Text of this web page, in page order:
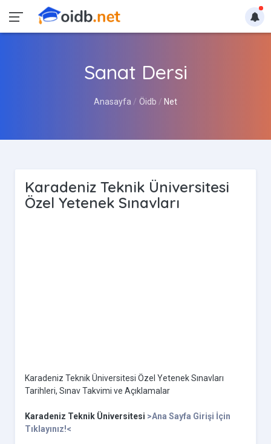
Sanat Dersi
Anasayfa Öidb Net
Karadeniz Teknik Üniversitesi
Özel Yetenek Sınavları
Karadeniz Teknik Üniversitesi Özel Yetenek Sınavları
Tarihleri, Sınav Takvimi ve Açıklamalar
Karadeniz Teknik Üniversitesi >Ana Sayfa Girişi İçin
Tıklayınız!<